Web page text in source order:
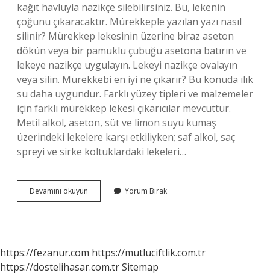
kağıt havluyla nazikçe silebilirsiniz. Bu, lekenin
çoğunu çıkaracaktır. Mürekkeple yazılan yazı nasıl
silinir? Mürekkep lekesinin üzerine biraz aseton
dökün veya bir pamuklu çubuğu asetona batırın ve
lekeye nazikçe uygulayın. Lekeyi nazikçe ovalayın
veya silin. Mürekkebi en iyi ne çıkarır? Bu konuda ılık
su daha uygundur. Farklı yüzey tipleri ve malzemeler
için farklı mürekkep lekesi çıkarıcılar mevcuttur.
Metil alkol, aseton, süt ve limon suyu kumaş
üzerindeki lekelere karşı etkiliyken; saf alkol, saç
spreyi ve sirke koltuklardaki lekeleri…
Devamını okuyun Mürekkebi
Kağıttan
Yorum Bırak
https://fezanur.com https://mutluciftlik.com.tr
https://dostelihasar.com.trSitemap